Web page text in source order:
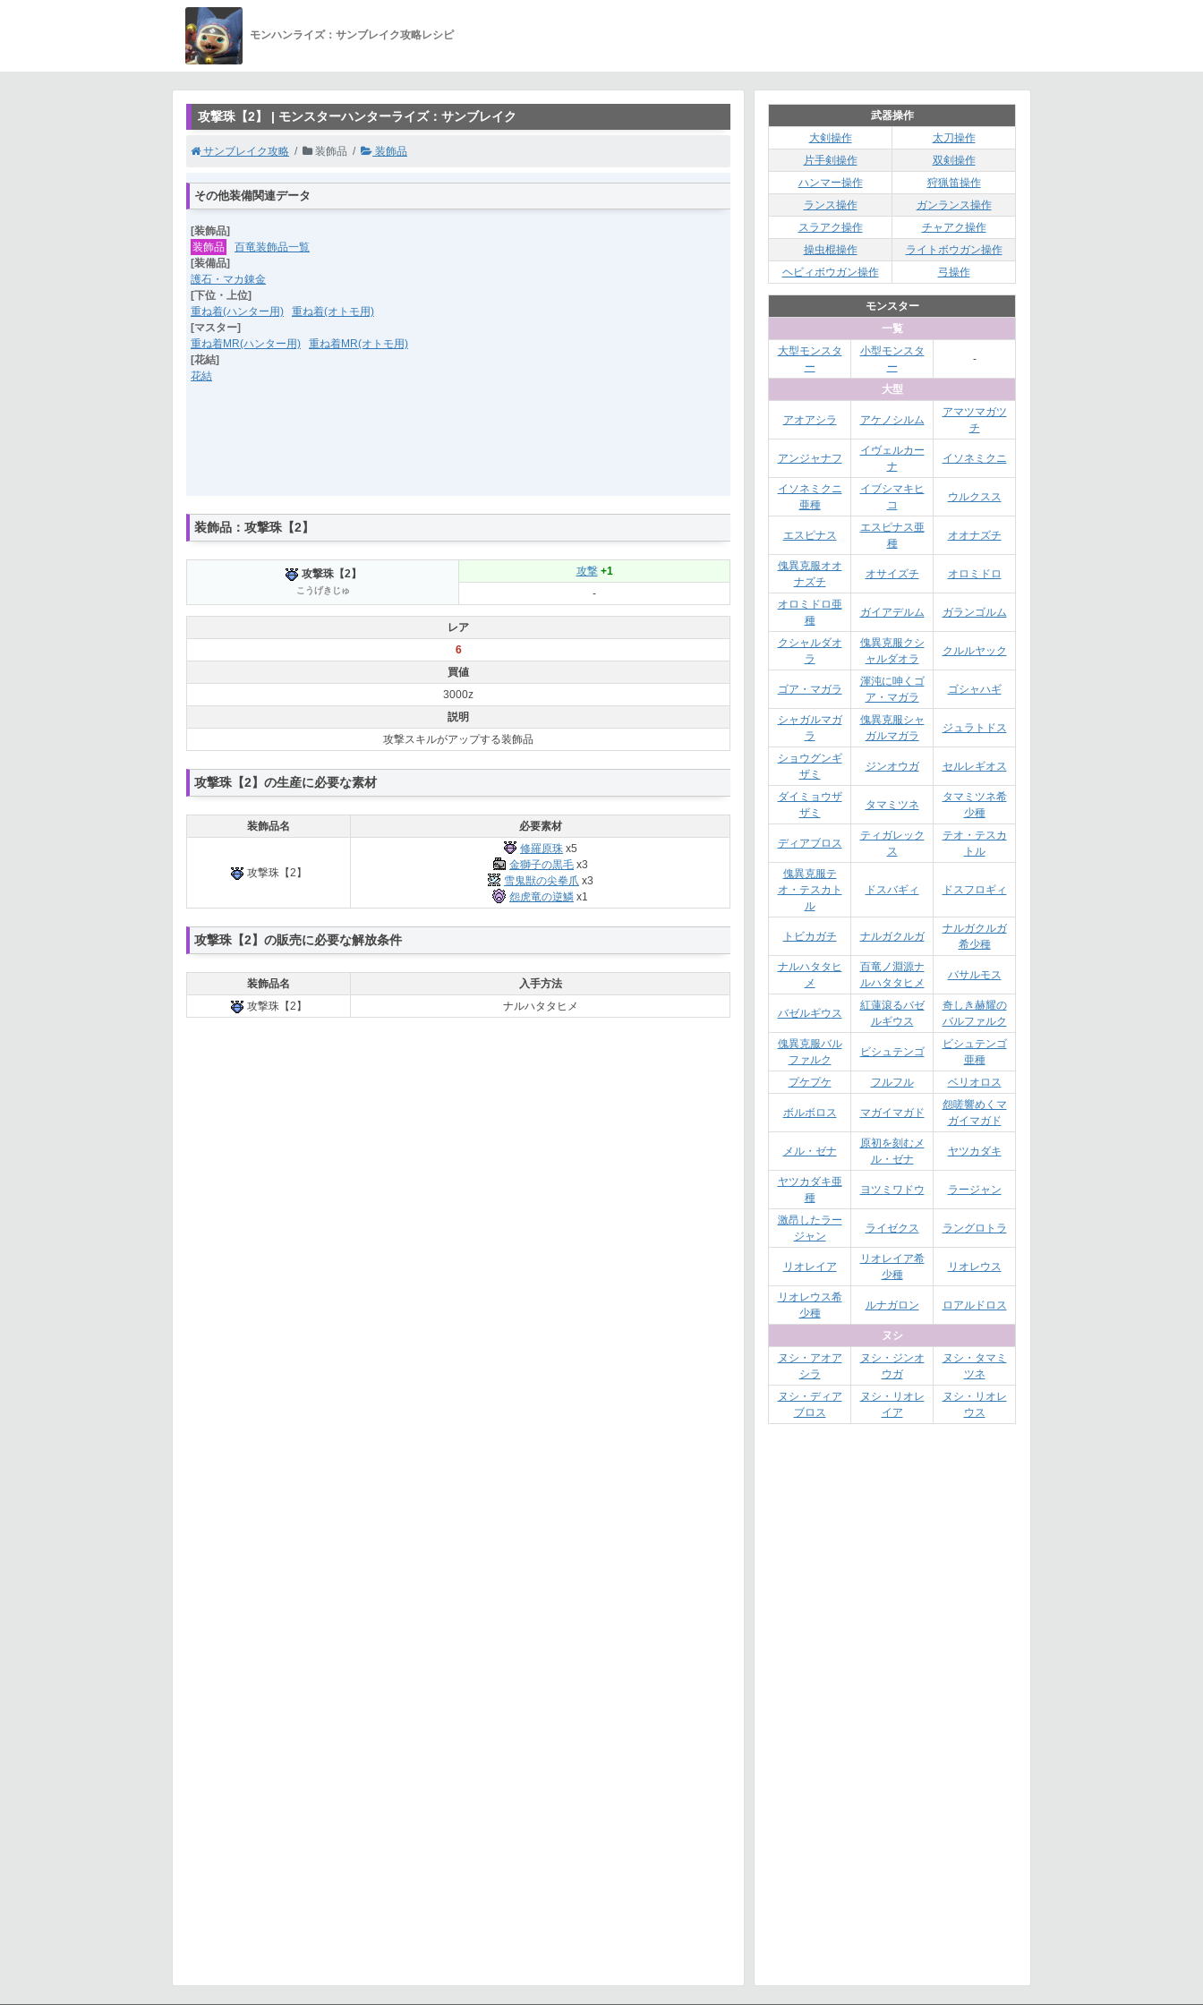
モンハンライズ：サンブレイク攻略レシピ
攻撃珠【2】 | モンスターハンターライズ：サンブレイク
サンブレイク攻略 装飾品 装飾品
その他装備関連データ
[装飾品]
装飾品
百竜装飾品一覧
[装備品]
護石・マカ錬金
[下位・上位]
重ね着(ハンター用)
重ね着(オトモ用)
[マスター]
重ね着MR(ハンター用)
重ね着MR(オトモ用)
[花結]
花結
装飾品：攻撃珠【2】
攻撃珠【2】
こうげきじゅ
攻撃 +1
-
レア
6
買値
3000z
説明
攻撃スキルがアップする装飾品
攻撃珠【2】の生産に必要な素材
装飾品名 必要素材
攻撃珠【2】
修羅原珠 x5
金獅子の黒毛 x3
雪鬼獣の尖拳爪 x3
怨虎竜の逆鱗 x1
攻撃珠【2】の販売に必要な解放条件
装飾品名
入手方法
攻撃珠【2】
ナルハタタヒメ
武器操作
大剣操作
太刀操作
片手剣操作
双剣操作
ハンマー操作
狩猟笛操作
ランス操作
ガンランス操作
スラアク操作
チャアク操作
操虫棍操作
ライトボウガン操作
ヘビィボウガン操作
弓操作
モンスター
一覧
大型モンスタ
ー
小型モンスタ
ー
-
大型
アオアシラ アケノシルム
アマツマガツ
チ
アンジャナフ
イヴェルカー
ナ
イソネミクニ
イソネミクニ
亜種
イブシマキヒ
コ
ウルクスス
エスピナス
エスピナス亜
種
オオナズチ
傀異克服オオ
ナズチ
オサイズチ オロミドロ
オロミドロ亜
種
ガイアデルム ガランゴルム
クシャルダオ
ラ
傀異克服クシ
ャルダオラ
クルルヤック
ゴア・マガラ
渾沌に呻くゴ
ア・マガラ
ゴシャハギ
シャガルマガ
ラ
傀異克服シャ
ガルマガラ
ジュラトドス
ショウグンギ
ザミ
ジンオウガ セルレギオス
ダイミョウザ
ザミ
タマミツネ
タマミツネ希
少種
ディアブロス
ティガレック
ス
テオ・テスカ
トル
傀異克服テ
オ・テスカト
ル
ドスバギィ ドスフロギィ
トビカガチ ナルガクルガ
ナルガクルガ
希少種
ナルハタタヒ
メ
百竜ノ淵源ナ
ルハタタヒメ
バサルモス
バゼルギウス
紅蓮滾るバゼ
ルギウス
奇しき赫耀の
バルファルク
傀異克服バル
ファルク
ビシュテンゴ
ビシュテンゴ
亜種
プケプケ
フルフル ベリオロス
ボルボロス マガイマガド
怨嗟響めくマ
ガイマガド
メル・ゼナ
原初を刻むメ
ル・ゼナ
ヤツカダキ
ヤツカダキ亜
種
ヨツミワドウ ラージャン
激昂したラー
ジャン
ライゼクス ラングロトラ
リオレイア
リオレイア希
少種
リオレウス
リオレウス希
少種
ルナガロン ロアルドロス
ヌシ
ヌシ・アオア
シラ
ヌシ・ジンオ
ウガ
ヌシ・タマミ
ツネ
ヌシ・ディア
ブロス
ヌシ・リオレ
イア
ヌシ・リオレ
ウス